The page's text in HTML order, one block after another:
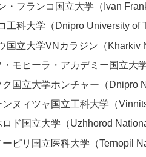
・フランコ国立大学（Ivan
工科大学（Dnipro University of
国立大学VNカラジン（Kharkiv
モヒーラ・アカデミー国立大
国立大学ホンチャー（Dnipro
ヌィツャ国立工科大学（
ド国立大学（Uzhhorod
ピリ国立医科大学（Ternopil